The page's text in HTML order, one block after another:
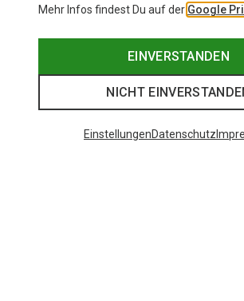
Mehr Infos findest Du auf der Google
EINVERSTANDEN
NICHT
EinstellungenDatenschutz